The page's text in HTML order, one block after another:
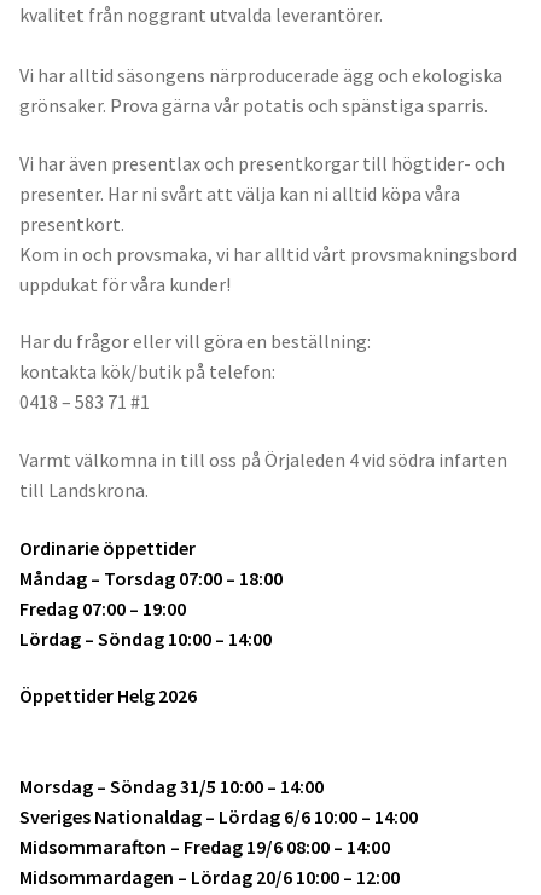
kvalitet från noggrant utvalda leverantörer.
Vi har alltid säsongens närproducerade ägg och ekologiska
grönsaker. Prova gärna vår potatis och spänstiga sparris.
Vi har även presentlax och presentkorgar till högtider- och
presenter. Har ni svårt att välja kan ni alltid köpa våra
presentkort.
Kom in och provsmaka, vi har alltid vårt provsmakningsbord
uppdukat för våra kunder!
Har du frågor eller vill göra en beställning:
kontakta kök/butik på telefon:
0418 – 583 71 #1
Varmt välkomna in till oss på Örjaleden 4 vid södra infarten
till Landskrona.
Ordinarie öppettider
Måndag – Torsdag 07:00 – 18:00
Fredag 07:00 – 19:00
Lördag – Söndag 10:00 – 14:00
Öppettider Helg 2026
Morsdag – Söndag 31/5 10:00 – 14:00
Sveriges Nationaldag – Lördag 6/6 10:00 – 14:00
Midsommarafton – Fredag 19/6 08:00 – 14:00
Midsommardagen – Lördag 20/6 10:00 – 12:00